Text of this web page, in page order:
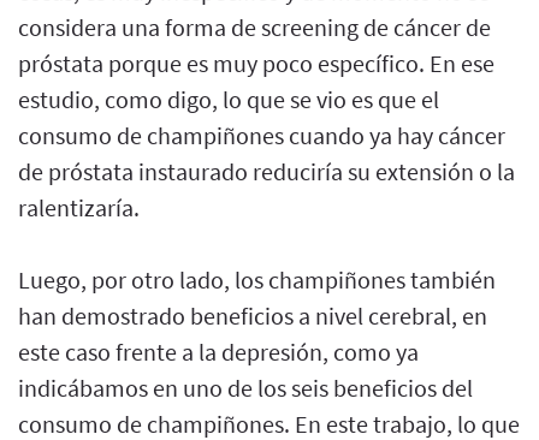
considera una forma de screening de cáncer de
próstata porque es muy poco específico. En ese
estudio, como digo, lo que se vio es que el
consumo de champiñones cuando ya hay cáncer
de próstata instaurado reduciría su extensión o la
ralentizaría.
Luego, por otro lado, los champiñones también
han demostrado beneficios a nivel cerebral, en
este caso frente a la depresión, como ya
indicábamos en uno de los seis beneficios del
consumo de champiñones. En este trabajo, lo que